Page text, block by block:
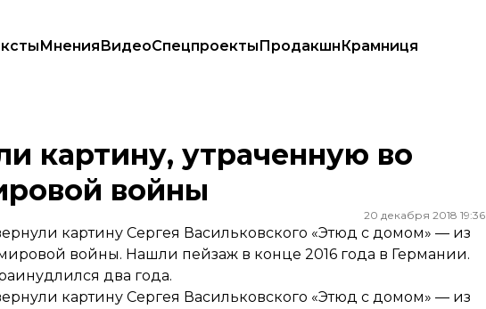
МненияВидеоСпецпроектыПродакшнКрамниця
Второй мировой войны
картину, утраченную во
войны
20 декабря 2018 19:36
картину Сергея Васильковского «Этюд с домом» — из
войны. Нашли пейзаж в конце 2016 года в Германии.
два года.
картину Сергея Васильковского «Этюд с домом» — из